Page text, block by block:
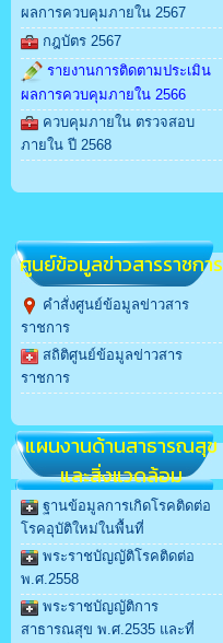
ผลการควบคุมภายใน 2567
กฎบัตร 2567
รายงานการติดตามประเมิน
ผลการควบคุมภายใน 2566
ควบคุมภายใน ตรวจสอบ
ภายใน ปี 2568
ศูนย์ข้อมูลข่าวสารราชการ
คำสั่งศูนย์ข้อมูลข่าวสาร
ราชการ
สถิติศูนย์ข้อมูลข่าวสาร
ราชการ
แผนงานด้านสาธารณสุข
และสิ่งแวดล้อม
ฐานข้อมูลการเกิดโรคติดต่อ
โรคอุบัติใหม่ในพื้นที่
พระราชบัญญัติโรคติดต่อ
พ.ศ.2558
พระราชบัญญัติการ
สาธารณสุข พ.ศ.2535 และที่